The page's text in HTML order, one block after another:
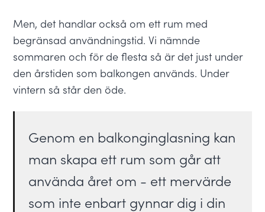
Men, det handlar också om ett rum med
begränsad användningstid. Vi nämnde
sommaren och för de flesta så är det just under
den årstiden som balkongen används. Under
vintern så står den öde.
Genom en balkonginglasning kan
man skapa ett rum som går att
använda året om - ett mervärde
som inte enbart gynnar dig i din